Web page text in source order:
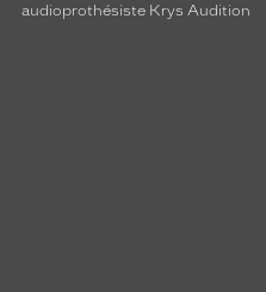
audioprothésiste Krys Audition